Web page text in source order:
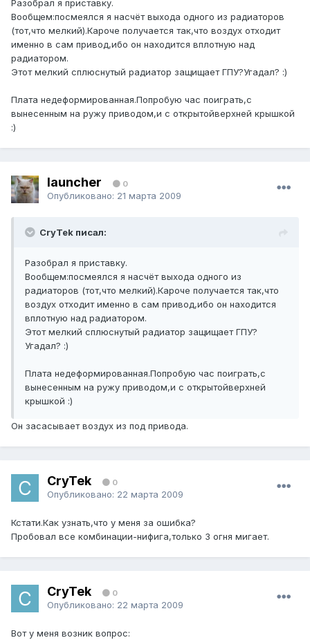
Разобрал я приставку.
Вообщем:посмеялся я насчёт выхода одного из радиаторов
(тот,что мелкий).Кароче получается так,что воздух отходит
именно в сам привод,ибо он находится вплотную над
радиатором.
Этот мелкий сплюснутый радиатор защищает ГПУ?Угадал? :)
Плата недеформированная.Попробую час поиграть,с
вынесенным на ружу приводом,и с открытойверхней крышкой
:)
launcher 0
Опубликовано: 21 марта 2009
CryTek писал:
Разобрал я приставку.
Вообщем:посмеялся я насчёт выхода одного из
радиаторов (тот,что мелкий).Кароче получается так,что
воздух отходит именно в сам привод,ибо он находится
вплотную над радиатором.
Этот мелкий сплюснутый радиатор защищает ГПУ?
Угадал? :)
Плата недеформированная.Попробую час поиграть,с
вынесенным на ружу приводом,и с открытойверхней
крышкой :)
Он засасывает воздух из под привода.
CryTek 0
Опубликовано: 22 марта 2009
Кстати.Как узнать,что у меня за ошибка?
Пробовал все комбинации-нифига,только 3 огня мигает.
CryTek 0
Опубликовано: 22 марта 2009
Вот у меня возник вопрос: